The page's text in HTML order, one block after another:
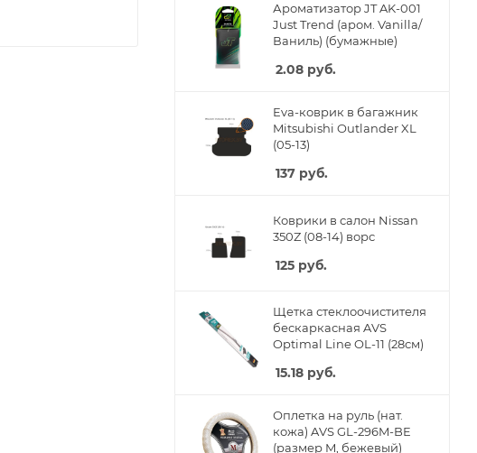
Ароматизатор JT AK-001
Just Trend (аром. Vanilla/
Ваниль) (бумажные)
2.08 руб.
Eva-коврик в багажник
Mitsubishi Outlander XL
(05-13)
137 руб.
Коврики в салон Nissan
350Z (08-14) ворс
125 руб.
Щетка стеклоочистителя
бескаркасная AVS
Optimal Line OL-11 (28см)
15.18 руб.
Оплетка на руль (нат.
кожа) AVS GL-296M-BE
(размер M, бежевый)